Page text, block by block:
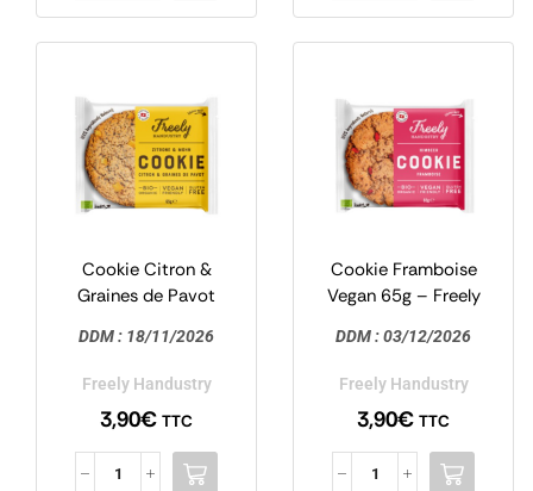
Cookie Citron &
Graines de Pavot
Handustry
DDM : 18/11/2026
Freely Handustry
3,90€ TTC
Cookie Framboise
Vegan 65g – Freely
DDM : 03/12/2026
Freely Handustry
3,90€ TTC